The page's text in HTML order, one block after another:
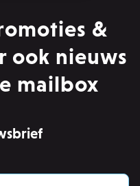
&
ook nieuws
mailbox
cookies
cookies
accountbeheer.
kan de